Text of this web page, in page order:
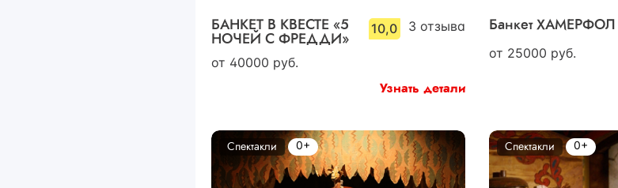
БАНКЕТ В КВЕСТЕ «5
НОЧЕЙ С ФРЕДДИ»
10,0 3 отзыва
от 40000 руб.
Узнать детали
Банкет ХАМЕРФОЛ
от 25000 руб.
Спектакли 0+ Спектакли 0+